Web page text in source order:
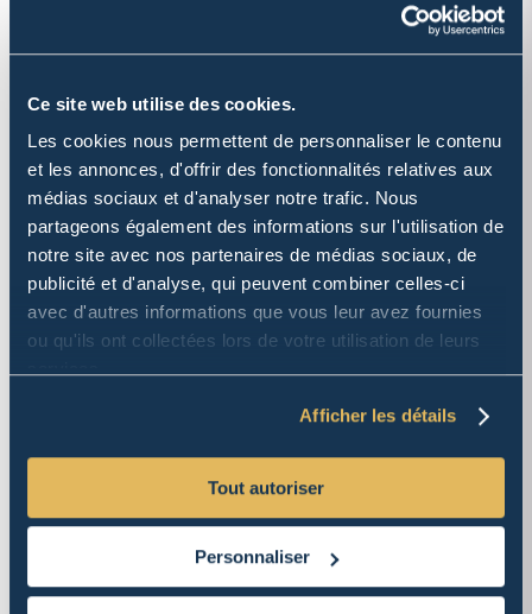
Ce site web utilise des cookies.
Les cookies nous permettent de personnaliser le contenu
et les annonces, d'offrir des fonctionnalités relatives aux
médias sociaux et d'analyser notre trafic. Nous
partageons également des informations sur l'utilisation de
notre site avec nos partenaires de médias sociaux, de
publicité et d'analyse, qui peuvent combiner celles-ci
avec d'autres informations que vous leur avez fournies
ou qu'ils ont collectées lors de votre utilisation de leurs
Afficher les détails
Tout autoriser
Personnaliser
10
MAI
2022
Succès du 1er trimestre
06
AVR
2022
Année record pour Swiss Prime Fondatio
n de placement
04
2021
Swiss Prime Fondation de placement: ré
sultats du 1er semestre très prometteur